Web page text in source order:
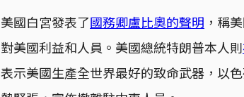
美國白宮發表了國務卿盧比奧的聲明 ，稱
對美國利益和人員。美國總統特朗普本人則
表示美國生產全世界最好的致命武器，以